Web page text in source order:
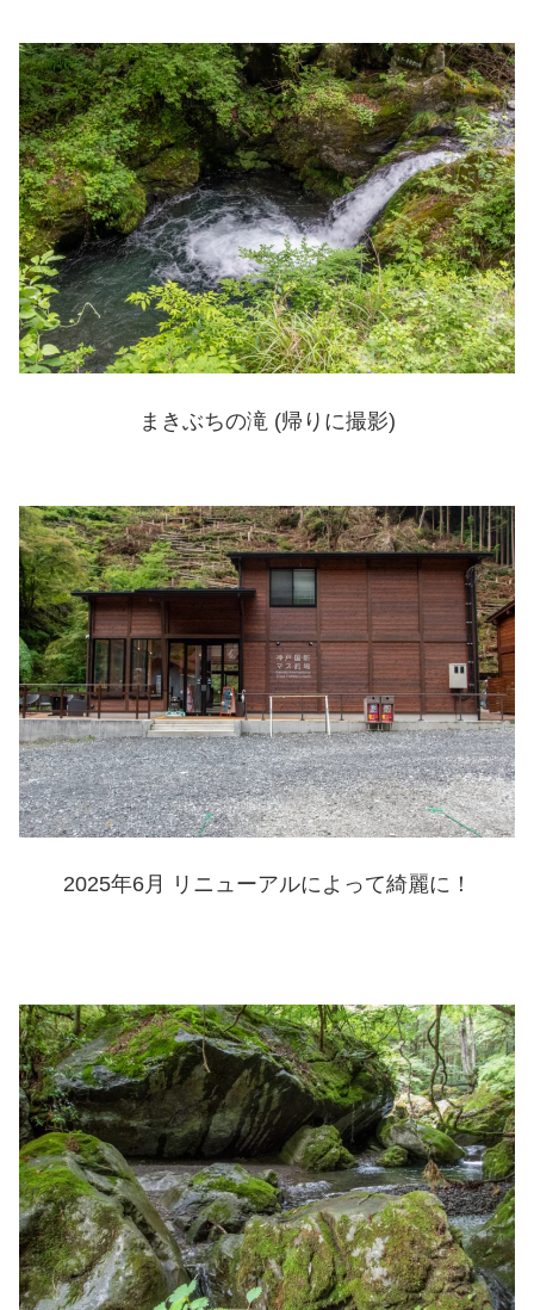
まきぶちの滝 (帰りに撮影)
2025年6月 リニューアルによって綺麗に！